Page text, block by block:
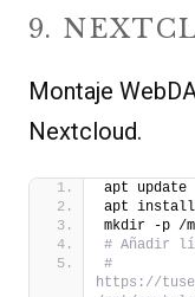
9.
Montaje
Nextcloud.
apt update
apt install
mkdir -p /
# Añadir
#
https://